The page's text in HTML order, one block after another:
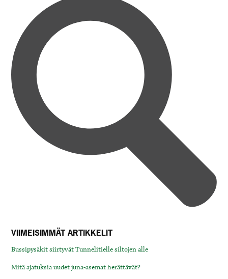
VIIMEISIMMÄT ARTIKKELIT
Bussipysäkit siirtyvät Tunnelitielle siltojen alle
Mitä ajatuksia uudet juna-asemat herättävät?